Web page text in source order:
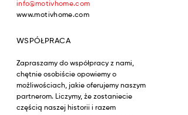
info@motivhome.com
www.motivhome.com
WSPÓŁPRACA
Zapraszamy do współpracy z nami,
chętnie osobiście opowiemy o
możliwościach, jakie oferujemy naszym
partnerom. Liczymy, że zostaniecie
częścią naszej historii i razem